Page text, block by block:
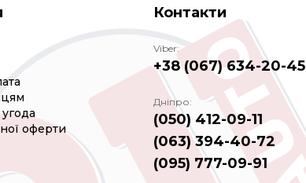
оферти
Контакти
Viber:
+38 (067) 634-20-45
Дніпро:
(050) 412-09-11
(063) 394-40-72
(095) 777-09-91